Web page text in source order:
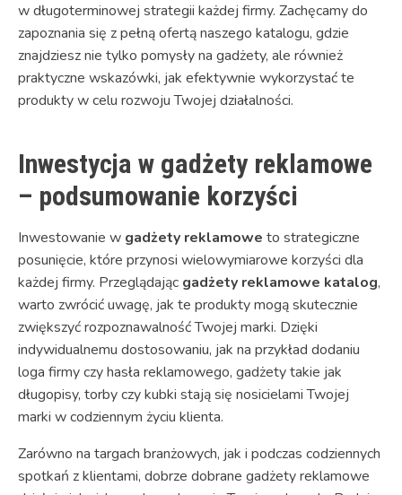
w długoterminowej strategii każdej firmy. Zachęcamy do
zapoznania się z pełną ofertą naszego katalogu, gdzie
znajdziesz nie tylko pomysły na gadżety, ale również
praktyczne wskazówki, jak efektywnie wykorzystać te
produkty w celu rozwoju Twojej działalności.
Inwestycja w gadżety reklamowe
– podsumowanie korzyści
Inwestowanie w gadżety reklamowe to strategiczne
posunięcie, które przynosi wielowymiarowe korzyści dla
każdej firmy. Przeglądając gadżety reklamowe katalog,
warto zwrócić uwagę, jak te produkty mogą skutecznie
zwiększyć rozpoznawalność Twojej marki. Dzięki
indywidualnemu dostosowaniu, jak na przykład dodaniu
loga firmy czy hasła reklamowego, gadżety takie jak
długopisy, torby czy kubki stają się nosicielami Twojej
marki w codziennym życiu klienta.
Zarówno na targach branżowych, jak i podczas codziennych
spotkań z klientami, dobrze dobrane gadżety reklamowe